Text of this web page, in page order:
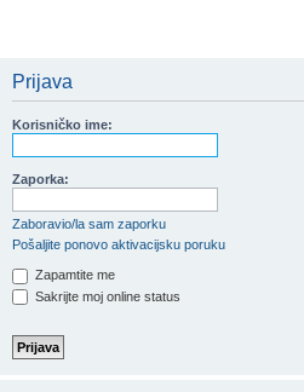
Prijava
Korisničko ime:
Zaporka:
Zaboravio/la sam zaporku
Pošaljite ponovo aktivacijsku poruku
Zapamtite me
Sakrijte moj online status